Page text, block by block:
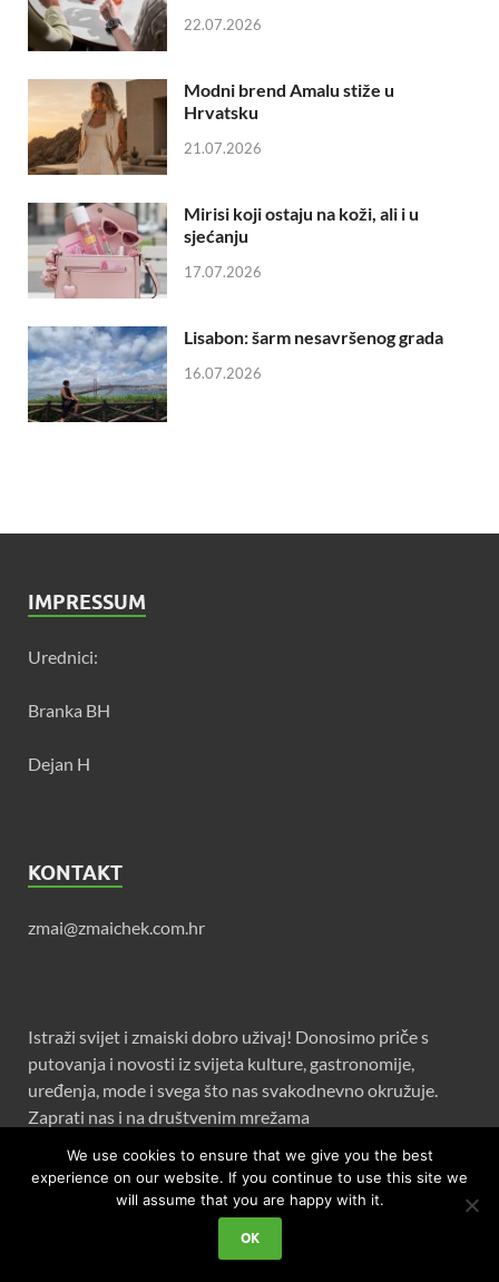
22.07.2026
Modni brend Amalu stiže u
Hrvatsku
21.07.2026
Mirisi koji ostaju na koži, ali i u
sjećanju
17.07.2026
Lisabon: šarm nesavršenog grada
16.07.2026
IMPRESSUM
Urednici:
Branka BH
Dejan H
KONTAKT
zmai@zmaichek.com.hr
Istraži svijet i zmaiski dobro uživaj! Donosimo priče s
putovanja i novosti iz svijeta kulture, gastronomije,
uređenja, mode i svega što nas svakodnevno okružuje.
Zaprati nas i na društvenim mrežama
Zmaichek
We use cookies to ensure that we give you the best
experience on our website. If you continue to use this site we
will assume that you are happy with it.
OK